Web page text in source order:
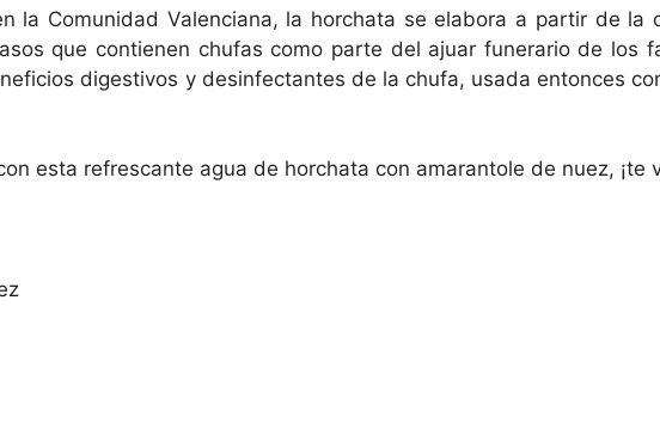
la Comunidad Valenciana, la horchata se elabora a partir de
que contienen chufas como parte del ajuar funerario de los
digestivos y desinfectantes de la chufa, usada entonces
esta refrescante agua de horchata con amarantole de nuez, ¡te